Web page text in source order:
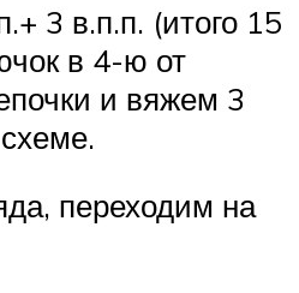
3 в.п.п. (итого 15
в 4-ю от
и вяжем 3
переходим на